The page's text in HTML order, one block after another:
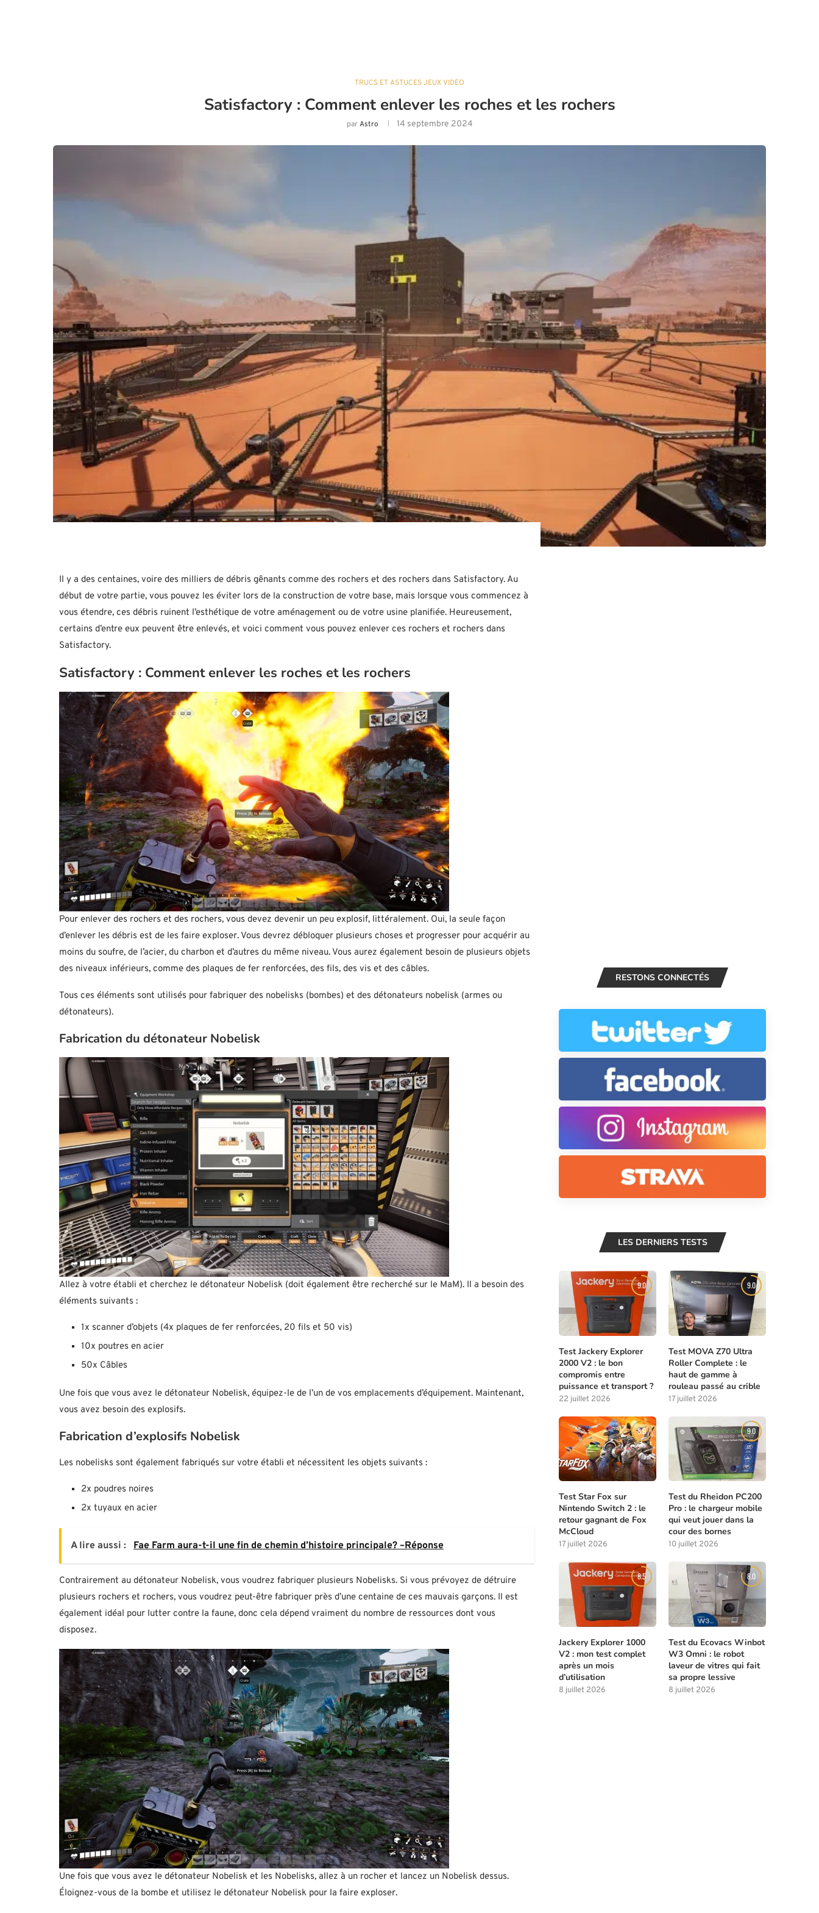
TRUCS ET ASTUCES JEUX VIDÉO
Satisfactory : Comment enlever les roches et les rochers
parAstro 14 septembre 2024
Il y a des centaines, voire des milliers de débris gênants comme des rochers et des rochers dans Satisfactory. Au
début de votre partie, vous pouvez les éviter lors de la construction de votre base, mais lorsque vous commencez à
vous étendre, ces débris ruinent l’esthétique de votre aménagement ou de votre usine planifiée. Heureusement,
certains d’entre eux peuvent être enlevés, et voici comment vous pouvez enlever ces rochers et rochers dans
Satisfactory.
Satisfactory : Comment enlever les roches et les rochers
Pour enlever des rochers et des rochers, vous devez devenir un peu explosif, littéralement. Oui, la seule façon
d’enlever les débris est de les faire exploser. Vous devrez débloquer plusieurs choses et progresser pour acquérir au
moins du soufre, de l’acier, du charbon et d’autres du même niveau. Vous aurez également besoin de plusieurs objets
des niveaux inférieurs, comme des plaques de fer renforcées, des fils, des vis et des câbles.
Tous ces éléments sont utilisés pour fabriquer des nobelisks (bombes) et des détonateurs nobelisk (armes ou
détonateurs).
Fabrication du détonateur Nobelisk
Allez à votre établi et cherchez le détonateur Nobelisk (doit également être recherché sur le MaM). Il a besoin des
éléments suivants :
1x scanner d’objets (4x plaques de fer renforcées, 20 fils et 50 vis)
10x poutres en acier
50x Câbles
Une fois que vous avez le détonateur Nobelisk, équipez-le de l’un de vos emplacements d’équipement. Maintenant,
vous avez besoin des explosifs.
Fabrication d’explosifs Nobelisk
Les nobelisks sont également fabriqués sur votre établi et nécessitent les objets suivants :
2x poudres noires
2x tuyaux en acier
A lire aussi : Fae Farm aura-t-il une fin de chemin d’histoire principale? –Réponse
Contrairement au détonateur Nobelisk, vous voudrez fabriquer plusieurs Nobelisks. Si vous prévoyez de détruire
plusieurs rochers et rochers, vous voudrez peut-être fabriquer près d’une centaine de ces mauvais garçons. Il est
également idéal pour lutter contre la faune, donc cela dépend vraiment du nombre de ressources dont vous
disposez.
Une fois que vous avez le détonateur Nobelisk et les Nobelisks, allez à un rocher et lancez un Nobelisk dessus.
Éloignez-vous de la bombe et utilisez le détonateur Nobelisk pour la faire exploser.
RESTONS CONNECTÉS
LES DERNIERS TESTS
9.0
Test Jackery Explorer
2000 V2 : le bon
compromis entre
puissance et transport ?
22 juillet 2026
9.0
Test MOVA Z70 Ultra
Roller Complete : le
haut de gamme à
rouleau passé au crible
17 juillet 2026
8.0
Test Star Fox sur
Nintendo Switch 2 : le
retour gagnant de Fox
McCloud
17 juillet 2026
9.0
Test du Rheidon PC200
Pro : le chargeur mobile
qui veut jouer dans la
cour des bornes
10 juillet 2026
8.5
Jackery Explorer 1000
V2 : mon test complet
après un mois
d’utilisation
8 juillet 2026
8.0
Test du Ecovacs Winbot
W3 Omni : le robot
laveur de vitres qui fait
sa propre lessive
8 juillet 2026